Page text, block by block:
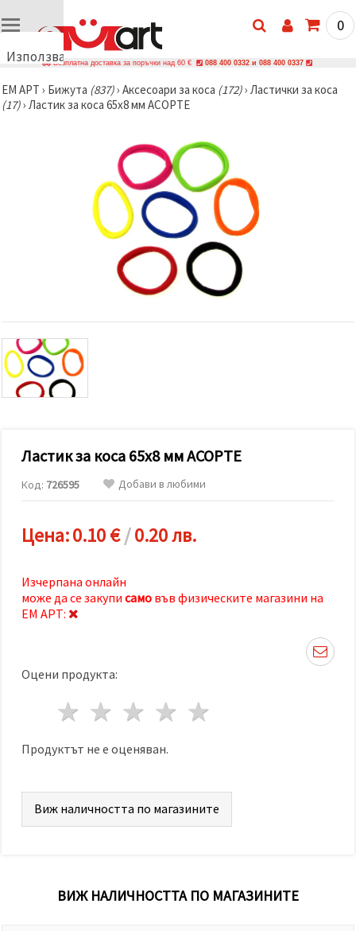
Използваме
🍪
Използваме
да
показваме
по-
релевантно
съдържание
и реклами,
включително
за анализ
използваме
като
натиснеш
"Приеми
си в
"бисквитки"
"Запази"
Приеми
0
Безплатна доставка за поръчки над 60 € 088 400 0332 и 088 400 0337
ЕМ АРТ › Бижутa (837)› Аксесоари за коса (172)› Ластички за коса
(17)› Ластик за коса 65x8 мм АСОРТЕ
Ластик за коса 65x8 мм АСОРТЕ
Код: 726595 Добави в любими
Цена:0.10 €/0.20 лв.
Изчерпана онлайн
може да се закупи само във физическите магазини на
ЕМ АРТ:
Оцени продукта:
4 звезди
3 звезди
2 звезди
1 звезда
Продуктът не е оценяван.
Виж наличността по магазините
ВИЖ НАЛИЧНОСТТА ПО МАГАЗИНИТЕ